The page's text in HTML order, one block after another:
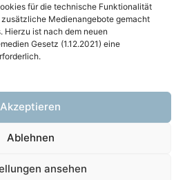
für die technische Funktionalität
Medienangebote gemacht
Hierzu ist nach dem neuen
Gesetz (1.12.2021) eine
Akzeptieren
Ablehnen
ansehen
Weiterverarbeitung meiner
ein.